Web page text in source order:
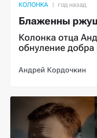
КОЛОНКА
Блаженны
Колонка отца
обнуление добра
Андрей Кордочкин